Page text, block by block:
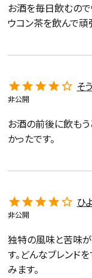
お酒を毎日飲むの
ウコン茶を飲んで頑
そ
非公開
お酒の前後に飲もう
かったです。
ひ
非公開
独特の風味と苦味が
す。どんなブレンド
みます。